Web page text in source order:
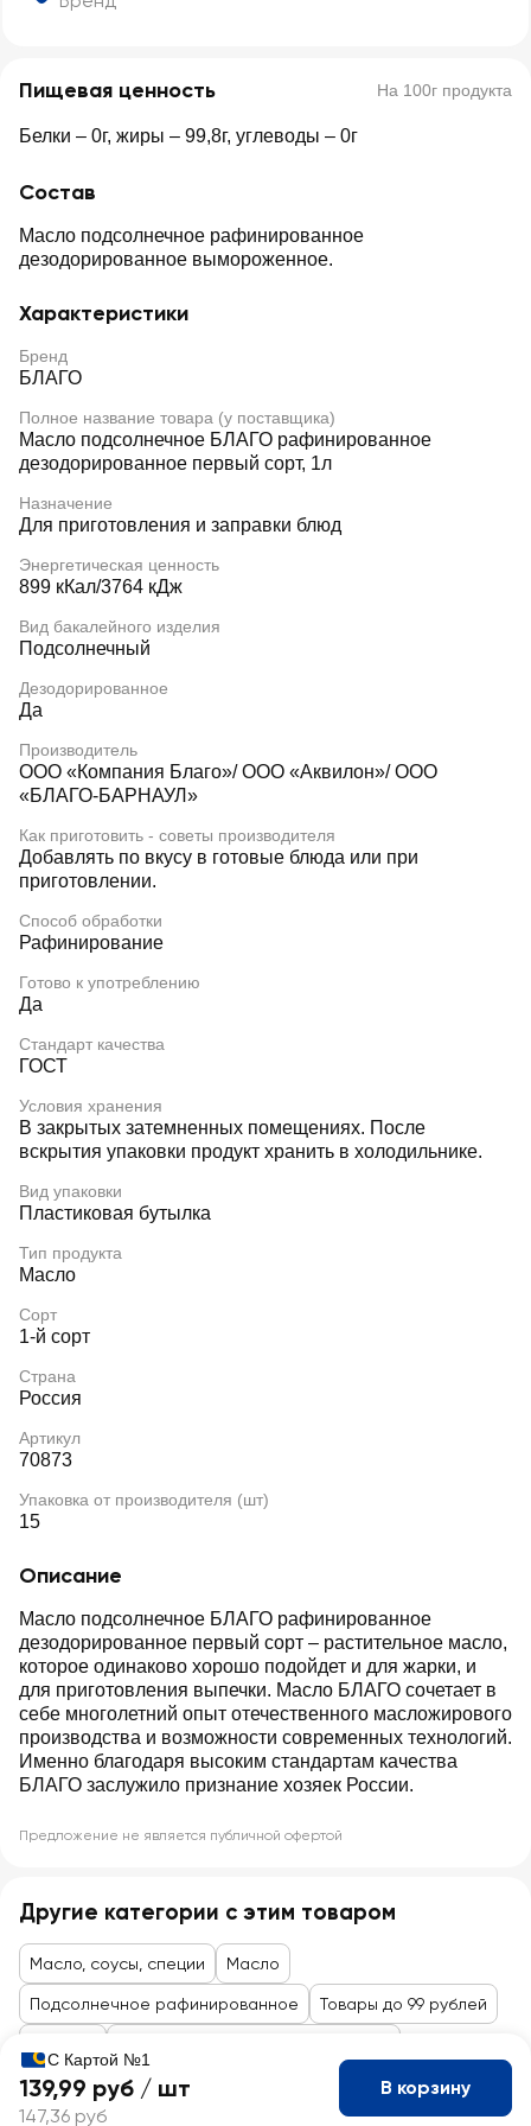
Пищевая ценность На 100г продукта
Белки – 0г, жиры – 99,8г, углеводы – 0г
Состав
Масло подсолнечное рафинированное
дезодорированное вымороженное.
Характеристики
Бренд
БЛАГО
Полное название товара (у поставщика)
Масло подсолнечное БЛАГО рафинированное
дезодорированное первый сорт, 1л
Назначение
Для приготовления и заправки блюд
Энергетическая ценность
899 кКал/3764 кДж
Вид бакалейного изделия
Подсолнечный
Дезодорированное
Да
Производитель
ООО «Компания Благо»/ ООО «Аквилон»/ ООО
«БЛАГО-БАРНАУЛ»
Как приготовить - советы производителя
Добавлять по вкусу в готовые блюда или при
приготовлении.
Способ обработки
Рафинирование
Готово к употреблению
Да
Стандарт качества
ГОСТ
Условия хранения
В закрытых затемненных помещениях. После
вскрытия упаковки продукт хранить в холодильнике.
Вид упаковки
Пластиковая бутылка
Тип продукта
Масло
Сорт
1-й сорт
Страна
Россия
Артикул
70873
Упаковка от производителя (шт)
15
Описание
Масло подсолнечное БЛАГО рафинированное
дезодорированное первый сорт ‒ растительное масло,
которое одинаково хорошо подойдет и для жарки, и
для приготовления выпечки. Масло БЛАГО сочетает в
себе многолетний опыт отечественного масложирового
производства и возможности современных технологий.
Именно благодаря высоким стандартам качества
БЛАГО заслужило признание хозяек России.
Предложение не является публичной офертой
Другие категории с этим товаром
Масло, соусы, специи Масло
Подсолнечное рафинированное Товары до 99 рублей
С Картой №1
139,99 руб / шт
147,36 руб
В корзину